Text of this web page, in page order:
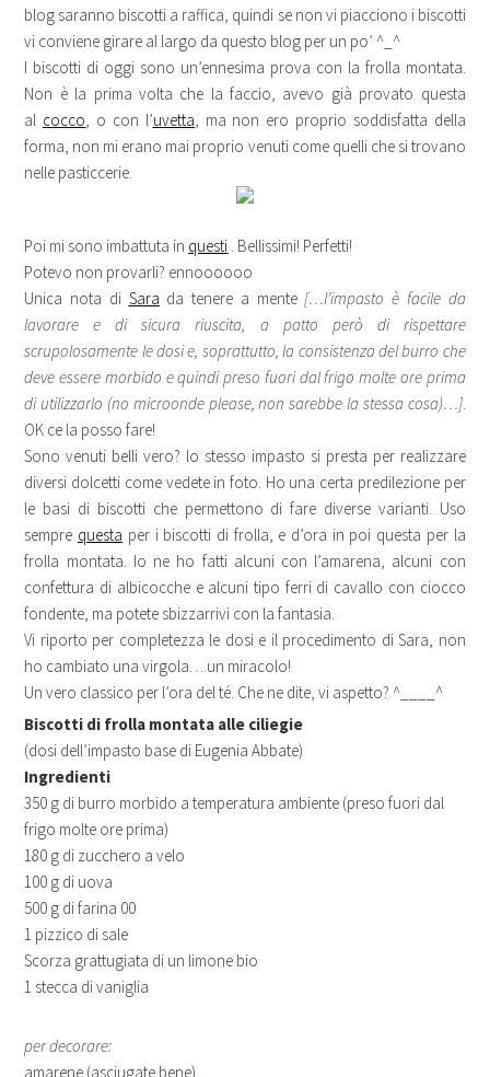
blog saranno biscotti a raffica, quindi se non vi piacciono i biscotti
vi conviene girare al largo da questo blog per un po’ ^_^
I biscotti di oggi sono un’ennesima prova con la frolla montata.
Non è la prima volta che la faccio, avevo già provato questa
al cocco, o con l’uvetta, ma non ero proprio soddisfatta della
forma, non mi erano mai proprio venuti come quelli che si trovano
nelle pasticcerie.
Poi mi sono imbattuta in questi . Bellissimi! Perfetti!
Potevo non provarli? ennoooooo
Unica nota di Sara da tenere a mente[…l’impasto è facile da
lavorare e di sicura riuscita, a patto però di rispettare
scrupolosamente le dosi e, soprattutto, la consistenza del burro che
deve essere morbido e quindi preso fuori dal frigo molte ore prima
di utilizzarlo (no microonde please, non sarebbe la stessa cosa)…].
OK ce la posso fare!
Sono venuti belli vero? lo stesso impasto si presta per realizzare
diversi dolcetti come vedete in foto. Ho una certa predilezione per
le basi di biscotti che permettono di fare diverse varianti. Uso
sempre questa per i biscotti di frolla, e d’ora in poi questa per la
frolla montata. Io ne ho fatti alcuni con l’amarena, alcuni con
confettura di albicocche e alcuni tipo ferri di cavallo con ciocco
fondente, ma potete sbizzarrivi con la fantasia.
Vi riporto per completezza le dosi e il procedimento di Sara, non
ho cambiato una virgola….un miracolo!
Un vero classico per l’ora del té. Che ne dite, vi aspetto? ^____^
Biscotti di frolla montata alle ciliegie
(dosi dell’impasto base di Eugenia Abbate)
Ingredienti
350 g di burro morbido a temperatura ambiente (preso fuori dal
frigo molte ore prima)
180 g di zucchero a velo
100 g di uova
500 g di farina 00
1 pizzico di sale
Scorza grattugiata di un limone bio
1 stecca di vaniglia
per decorare:
amarene (asciugate bene)